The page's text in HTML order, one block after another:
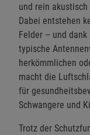
und rein
Dabei entstehen
Felder – und
typische
herkömmlichen
macht die
für
Schwangere und
Trotz der